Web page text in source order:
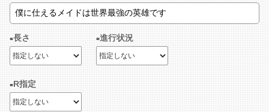
長さ 進行状況
R指定